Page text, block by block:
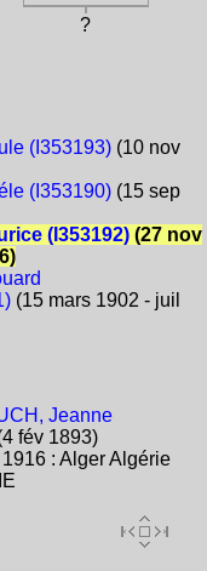
?
(I353193)(10 nov
(I353190)(15 sep
(I353192)(27 nov
(15 mars 1902 - juil
Jeanne
fév 1893)
: Alger Algérie